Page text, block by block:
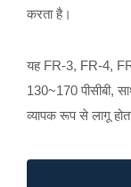
करता है।
यह FR-3, FR-4,
130~170 पीसीबी,
व्यापक रूप से लागू